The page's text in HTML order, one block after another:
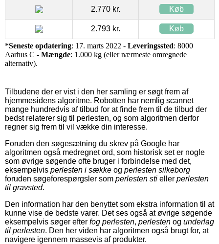
2.770 kr. Køb
2.793 kr. Køb
*Seneste opdatering: 17. marts 2022 - Leveringssted: 8000
Aarhus C - Mængde: 1.000 kg (eller nærmeste omregnede
alternativ).
Tilbudene der er vist i den her samling er søgt frem af
hjemmesidens algoritme. Robotten har nemlig scannet
mange hundredvis af tilbud for at finde frem til de tilbud der
bedst relaterer sig til perlesten, og som algoritmen derfor
regner sig frem til vil vække din interesse.
Foruden den søgesætning du skrev på Google har
algoritmen også medregnet ord, som historisk set er nogle
som øvrige søgende ofte bruger i forbindelse med det,
eksempelvis perlesten i sække og perlesten silkeborg
foruden søgeforespørgsler som perlesten sti eller perlesten
til gravsted.
Den information har den benyttet som ekstra information til at
kunne vise de bedste varer. Det ses også at øvrige søgende
eksempelvis søger efter fog perlesten, perlesten og underlag
til perlesten. Den her viden har algoritmen også brugt for, at
navigere igennem massevis af produkter.